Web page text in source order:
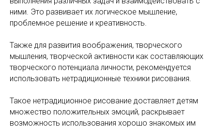
ними. Это развивает их логическое мышление,
проблемное решение и креативность.
Также для развития воображения, творческого
мышления, творческой активности как составляющих
творческого потенциала личности, рекомендуется
использовать нетрадиционные техники рисования.
Такое нетрадиционное рисование доставляет детям
множество положительных эмоций, раскрывает
возможность использования хорошо знакомых им